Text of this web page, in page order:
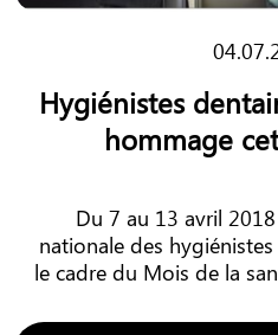
Hygiénistes
hommage
Du 7 au 13 avril
nationale des
le cadre du Mois de la